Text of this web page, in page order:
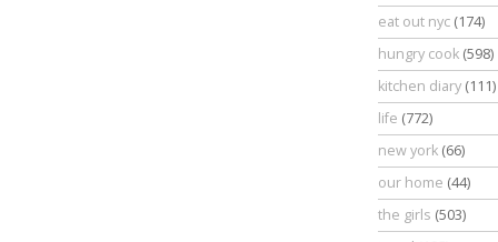
eat out nyc (174)
hungry cook (598)
kitchen diary (111)
life (772)
new york (66)
our home (44)
the girls (503)